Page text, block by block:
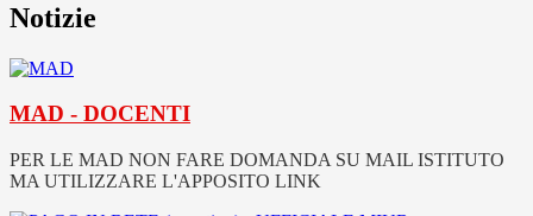
Notizie
MAD - DOCENTI
PER LE MAD NON FARE DOMANDA SU MAIL ISTITUTO
MA UTILIZZARE L'APPOSITO LINK